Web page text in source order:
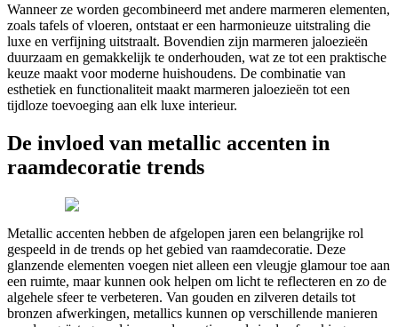
Wanneer ze worden gecombineerd met andere marmeren elementen,
zoals tafels of vloeren, ontstaat er een harmonieuze uitstraling die
luxe en verfijning uitstraalt. Bovendien zijn marmeren jaloezieën
duurzaam en gemakkelijk te onderhouden, wat ze tot een praktische
keuze maakt voor moderne huishoudens. De combinatie van
esthetiek en functionaliteit maakt marmeren jaloezieën tot een
tijdloze toevoeging aan elk luxe interieur.
De invloed van metallic accenten in
raamdecoratie trends
Metallic accenten hebben de afgelopen jaren een belangrijke rol
gespeeld in de trends op het gebied van raamdecoratie. Deze
glanzende elementen voegen niet alleen een vleugje glamour toe aan
een ruimte, maar kunnen ook helpen om licht te reflecteren en zo de
algehele sfeer te verbeteren. Van gouden en zilveren details tot
bronzen afwerkingen, metallics kunnen op verschillende manieren